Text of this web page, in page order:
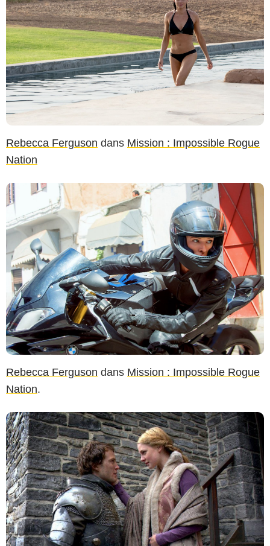
Rebecca Ferguson dans Mission : Impossible Rogue
Nation
Rebecca Ferguson dans Mission : Impossible Rogue
Nation.